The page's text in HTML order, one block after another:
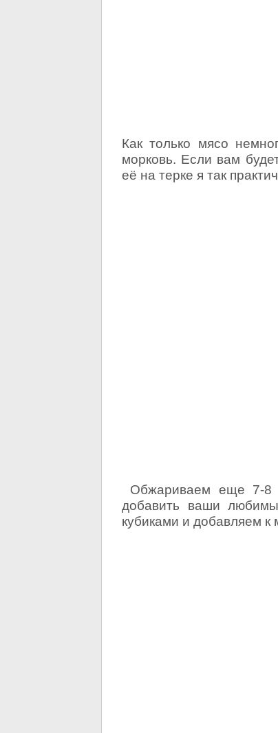
Как только мясо
морковь. Если вам
её на терке я так
Обжариваем еще 7-8
добавить ваши
кубиками и добавляем к